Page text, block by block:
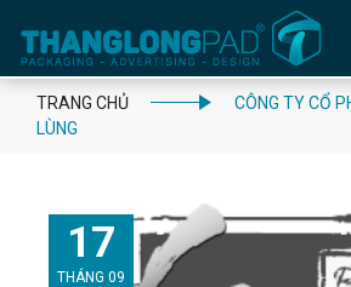
TRANG CHỦ
CÔNG TY CỔ
LÙNG
17
THÁNG 09